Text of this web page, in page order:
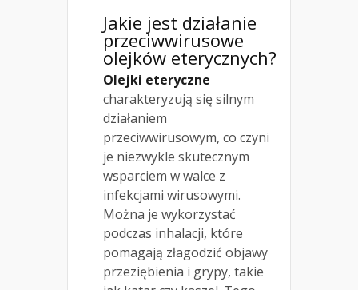
Jakie jest działanie
przeciwwirusowe
olejków eterycznych?
Olejki eteryczne
charakteryzują się silnym
działaniem
przeciwwirusowym, co czyni
je niezwykle skutecznym
wsparciem w walce z
infekcjami wirusowymi.
Można je wykorzystać
podczas inhalacji, które
pomagają złagodzić objawy
przeziębienia i grypy, takie